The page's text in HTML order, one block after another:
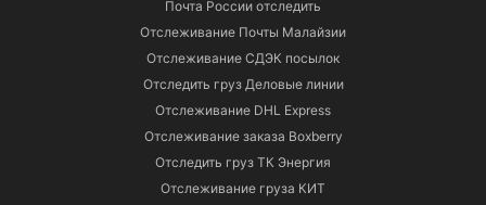
Почта России отследить
Отслеживание Почты Малайзии
Отслеживание СДЭК посылок
Отследить груз Деловые линии
Отслеживание DHL Express
Отслеживание заказа Boxberry
Отследить груз ТК Энергия
Отслеживание груза КИТ